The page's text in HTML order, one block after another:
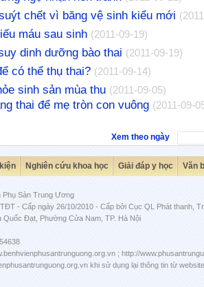
chết vì băng vệ sinh kiểu mới
máu sau sinh (2011-09-19)
dinh dưỡng bào thai (2011-09-19)
có thể thụ thai? (2011-09-14)
sinh sản mùa thu (2011-09-05)
thai để mẹ tròn con vuông (2011-09-
Xem theo ngày
Nghiên cứu khoa học Giải đáp y học Văn
Phụ Sản Trung Ương
- Cấp ngày 26/10/2010 - Cấp bởi Cục QL Phát thanh,
Quốc Đạt, Phường Cửa Nam, TP. Hà Nội
; http://
khi sử dụng lại thông tin từ